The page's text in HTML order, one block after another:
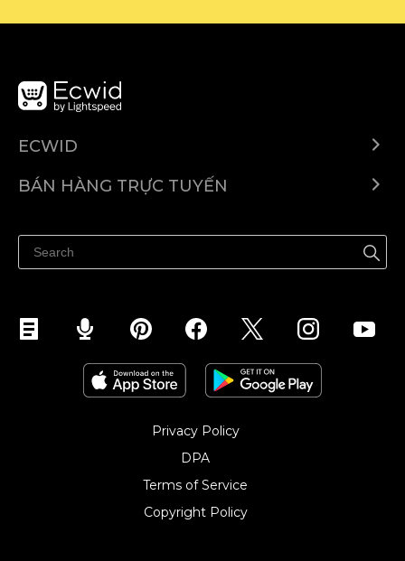
ECWID
Trung tâm trợ giúp
BÁN HÀNG TRỰC TUYẾN
Quảng bá ở bất cứ đâu
Kiểm soát mọi thứ
Privacy Policy
DPA
Terms of Service
Copyright Policy‎